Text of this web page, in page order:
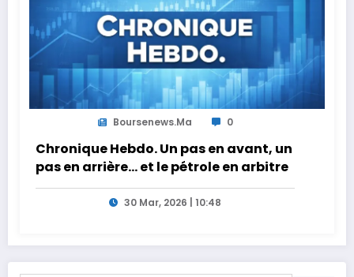
Boursenews.ma 0
Chronique Hebdo. Un pas en avant, un
pas en arrière… et le pétrole en arbitre
30 Mar, 2026 | 10:48